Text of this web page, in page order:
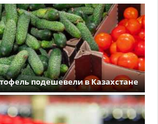
подешевели в Казахстане